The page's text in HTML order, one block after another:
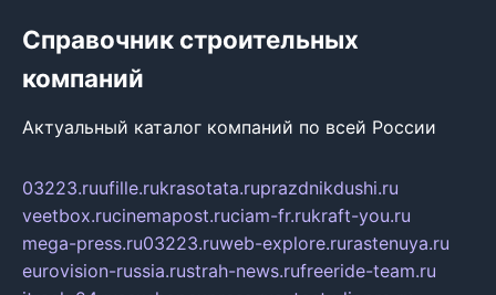
Справочник строительных
компаний
Актуальный каталог компаний по всей России
03223.ruufille.rukrasotata.ruprazdnikdushi.ru
veetbox.rucinemapost.ruciam-fr.rukraft-you.ru
mega-press.ru03223.ruweb-explore.rurastenuya.ru
eurovision-russia.rustrah-news.rufreeride-team.ru